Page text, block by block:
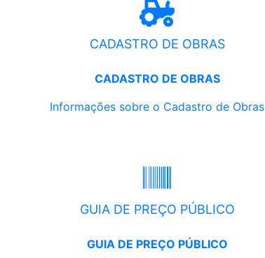
CADASTRO DE OBRAS
CADASTRO DE OBRAS
Informações sobre o Cadastro de Obras
GUIA DE PREÇO PÚBLICO
GUIA DE PREÇO PÚBLICO